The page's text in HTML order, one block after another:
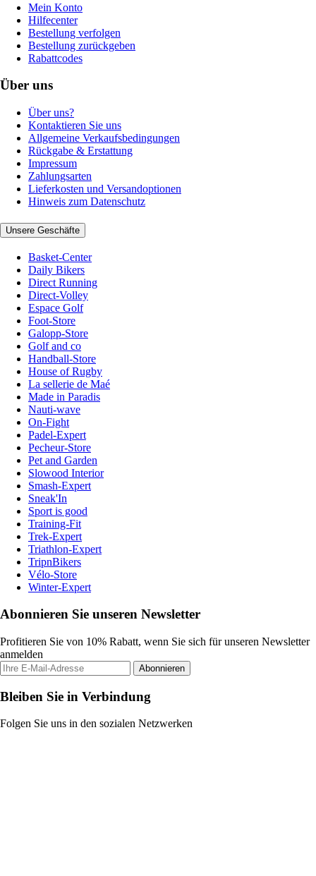
Mein Konto
Hilfecenter
Bestellung verfolgen
Bestellung zurückgeben
Rabattcodes
Über uns
Über uns?
Kontaktieren Sie uns
Allgemeine Verkaufsbedingungen
Rückgabe & Erstattung
Impressum
Zahlungsarten
Lieferkosten und Versandoptionen
Hinweis zum Datenschutz
Unsere Geschäfte
Basket-Center
Daily Bikers
Direct Running
Direct-Volley
Espace Golf
Foot-Store
Galopp-Store
Golf and co
Handball-Store
House of Rugby
La sellerie de Maé
Made in Paradis
Nauti-wave
On-Fight
Padel-Expert
Pecheur-Store
Pet and Garden
Slowood Interior
Smash-Expert
Sneak'In
Sport is good
Training-Fit
Trek-Expert
Triathlon-Expert
TripnBikers
Vélo-Store
Winter-Expert
Abonnieren Sie unseren Newsletter
Profitieren Sie von 10% Rabatt, wenn Sie sich für unseren Newsletter
anmelden
Abonnieren
Bleiben Sie in Verbindung
Folgen Sie uns in den sozialen Netzwerken